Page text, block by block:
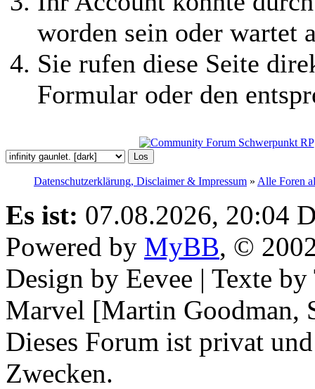
worden sein oder wartet
Sie rufen diese Seite
Formular oder den
Datenschutzerklärung, Disclaimer & Impressum » Alle Foren
Es ist: 07.08.2026, 20:04
Powered by MyBB, ©
Design by Eevee | Texte
Marvel [Martin Goodman,
Dieses Forum ist privat
Zwecken.